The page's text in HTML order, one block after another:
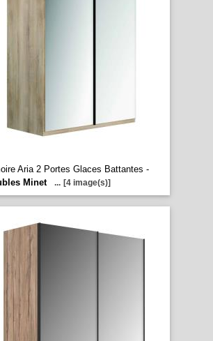
Aria 2 Portes Glaces Battantes -
Minet
... [4 image(s)]